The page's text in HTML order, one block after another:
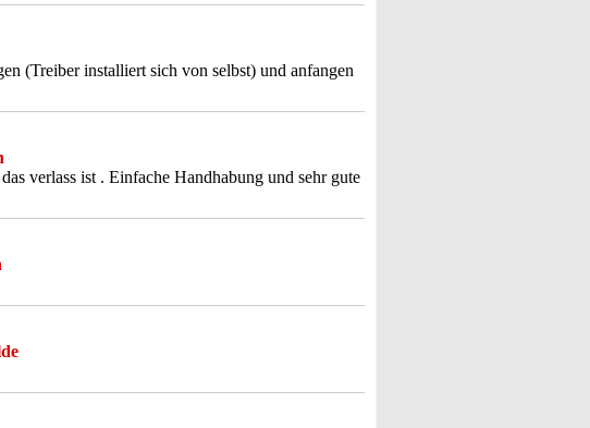
(Treiber installiert sich von selbst) und anfangen
verlass ist . Einfache Handhabung und sehr gute